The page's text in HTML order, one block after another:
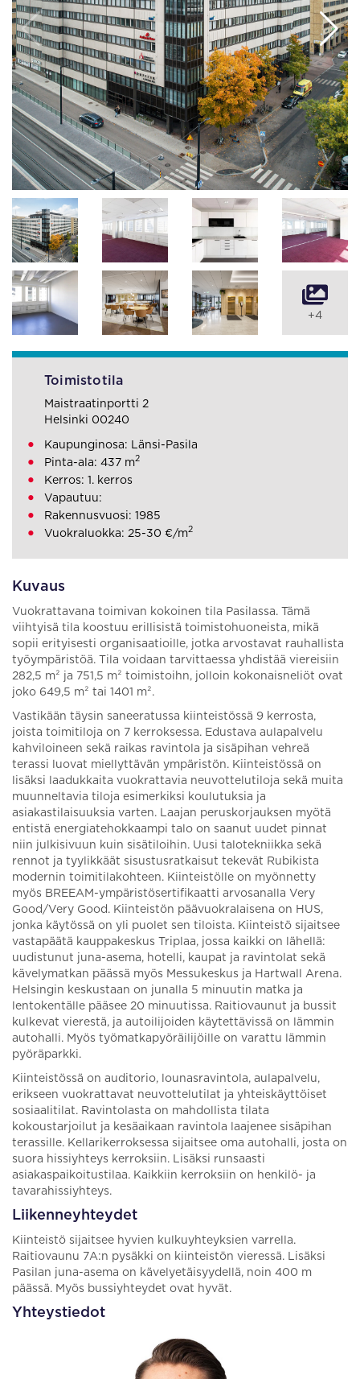
Kuvaus
Vuokrattavana toimivan kokoinen tila Pasilassa. Tämä
viihtyisä tila koostuu erillisistä toimistohuoneista, mikä
sopii erityisesti organisaatioille, jotka arvostavat rauhallista
työympäristöä. Tila voidaan tarvittaessa yhdistää viereisiin
282,5 m² ja 751,5 m² toimistoihn, jolloin kokonaisneliöt ovat
joko 649,5 m² tai 1401 m².
Vastikään täysin saneeratussa kiinteistössä 9 kerrosta,
joista toimitiloja on 7 kerroksessa. Edustava aulapalvelu
kahviloineen sekä raikas ravintola ja sisäpihan vehreä
terassi luovat miellyttävän ympäristön. Kiinteistössä on
lisäksi laadukkaita vuokrattavia neuvottelutiloja sekä muita
muunneltavia tiloja esimerkiksi koulutuksia ja
asiakastilaisuuksia varten. Laajan peruskorjauksen myötä
entistä energiatehokkaampi talo on saanut uudet pinnat
niin julkisivuun kuin sisätiloihin. Uusi talotekniikka sekä
rennot ja tyylikkäät sisustusratkaisut tekevät Rubikista
modernin toimitilakohteen. Kiinteistölle on myönnetty
myös BREEAM-ympäristösertifikaatti arvosanalla Very
Good/Very Good. Kiinteistön päävuokralaisena on HUS,
jonka käytössä on yli puolet sen tiloista. Kiinteistö sijaitsee
vastapäätä kauppakeskus Triplaa, jossa kaikki on lähellä:
uudistunut juna-asema, hotelli, kaupat ja ravintolat sekä
kävelymatkan päässä myös Messukeskus ja Hartwall Arena.
Helsingin keskustaan on junalla 5 minuutin matka ja
lentokentälle pääsee 20 minuutissa. Raitiovaunut ja bussit
kulkevat vierestä, ja autoilijoiden käytettävissä on lämmin
autohalli. Myös työmatkapyöräilijöille on varattu lämmin
pyöräparkki.
Kiinteistössä on auditorio, lounasravintola, aulapalvelu,
erikseen vuokrattavat neuvottelutilat ja yhteiskäyttöiset
sosiaalitilat. Ravintolasta on mahdollista tilata
kokoustarjoilut ja kesäaikaan ravintola laajenee sisäpihan
terassille. Kellarikerroksessa sijaitsee oma autohalli, josta on
suora hissiyhteys kerroksiin. Lisäksi runsaasti
asiakaspaikoitustilaa. Kaikkiin kerroksiin on henkilö- ja
tavarahissiyhteys.
Liikenneyhteydet
Kiinteistö sijaitsee hyvien kulkuyhteyksien varrella.
Raitiovaunu 7A:n pysäkki on kiinteistön vieressä. Lisäksi
Pasilan juna-asema on kävelyetäisyydellä, noin 400 m
päässä. Myös bussiyhteydet ovat hyvät.
Yhteystiedot
+4
Toimistotila
Maistraatinportti 2
Helsinki 00240
Kaupunginosa: Länsi-Pasila
Pinta-ala: 437 m2
Kerros: 1. kerros
Vapautuu:
Rakennusvuosi: 1985
Vuokraluokka: 25-30 €/m2